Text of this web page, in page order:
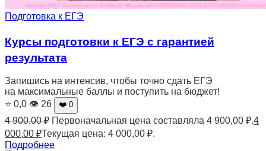
Подготовка к ЕГЭ
Курсы подготовки к ЕГЭ с гарантией
результата
Запишись на интенсив, чтобы точно сдать ЕГЭ
на максимальные баллы и поступить на бюджет!
⭐ 0,0 👁 26 ❤️ 0
4 900,00₽ Первоначальная цена составляла 4 900,00 ₽.4
000,00 ₽Текущая цена: 4 000,00 ₽.
Подробнее